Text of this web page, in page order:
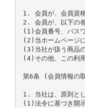
1. 会員が、会員資
2. 会員が、以下の
(1)会員番号、パス
(2)当ホームページ
(3)当社が扱う商品
(4)その他、この利
第6条 (会員情報の
1. 当社は、原則と
(1)法令に基づき開